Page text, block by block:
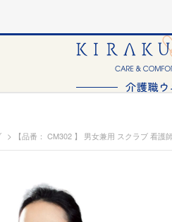
> 【品番： CM302 】 男女兼用 スクラブ 看